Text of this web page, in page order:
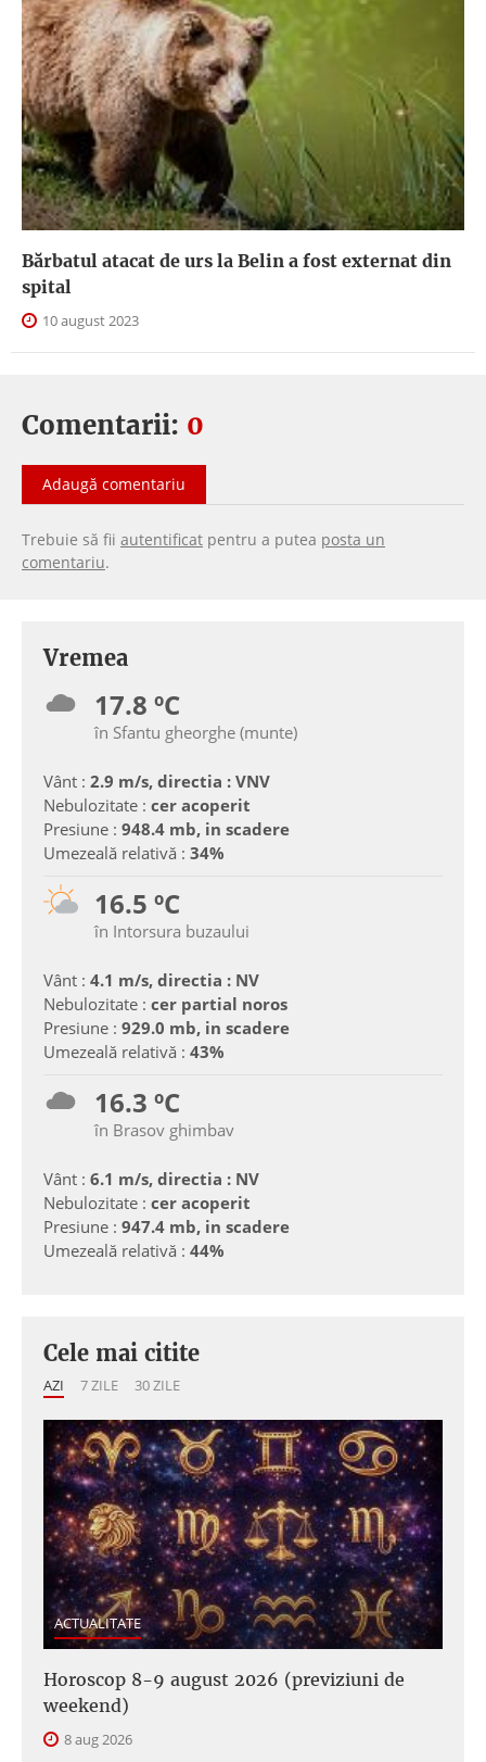
Bărbatul atacat de urs la Belin a fost externat din
spital
10 august 2023
Comentarii: 0
Adaugă comentariu
Trebuie să fii autentificat pentru a putea posta un
comentariu.
Vremea
17.8 ºC
în Sfantu gheorghe (munte)
Vânt : 2.9 m/s, directia : VNV
Nebulozitate : cer acoperit
Presiune : 948.4 mb, in scadere
Umezeală relativă : 34%
16.5 ºC
în Intorsura buzaului
Vânt : 4.1 m/s, directia : NV
Nebulozitate : cer partial noros
Presiune : 929.0 mb, in scadere
Umezeală relativă : 43%
16.3 ºC
în Brasov ghimbav
Vânt : 6.1 m/s, directia : NV
Nebulozitate : cer acoperit
Presiune : 947.4 mb, in scadere
Umezeală relativă : 44%
Cele mai citite
AZI 7 ZILE 30 ZILE
ACTUALITATE
Horoscop 8-9 august 2026 (previziuni de
weekend)
8 aug 2026